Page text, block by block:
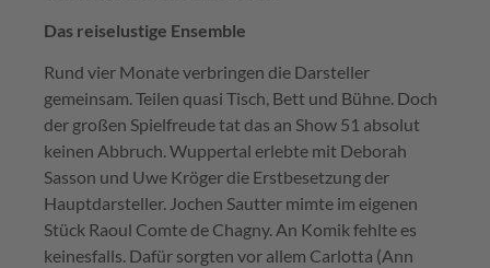
Das reiselustige Ensemble
Rund vier Monate verbringen die Darsteller
gemeinsam. Teilen quasi Tisch, Bett und Bühne. Doch
der großen Spielfreude tat das an Show 51 absolut
keinen Abbruch. Wuppertal erlebte mit Deborah
Sasson und Uwe Kröger die Erstbesetzung der
Hauptdarsteller. Jochen Sautter mimte im eigenen
Stück Raoul Comte de Chagny. An Komik fehlte es
keinesfalls. Dafür sorgten vor allem Carlotta (Ann